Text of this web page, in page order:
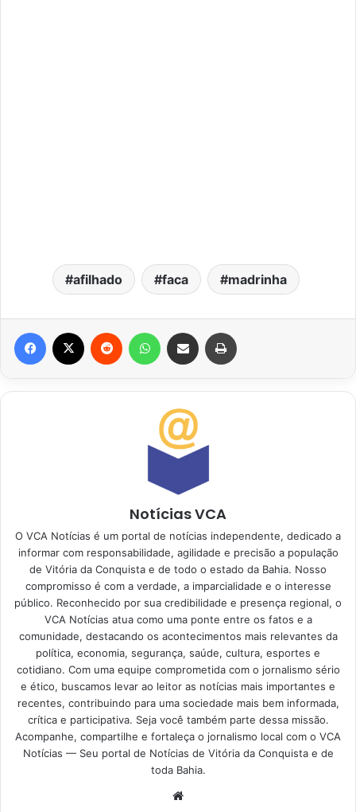
afilhado faca madrinha
Facebook Reddit WhatsAppCompartilhar via e-mail
Notícias VCA
O VCA Notícias é um portal de notícias independente, dedicado a
informar com responsabilidade, agilidade e precisão a população
de Vitória da Conquista e de todo o estado da Bahia. Nosso
compromisso é com a verdade, a imparcialidade e o interesse
público. Reconhecido por sua credibilidade e presença regional, o
VCA Notícias atua como uma ponte entre os fatos e a
comunidade, destacando os acontecimentos mais relevantes da
política, economia, segurança, saúde, cultura, esportes e
cotidiano. Com uma equipe comprometida com o jornalismo sério
e ético, buscamos levar ao leitor as notícias mais importantes e
recentes, contribuindo para uma sociedade mais bem informada,
crítica e participativa. Seja você também parte dessa missão.
Acompanhe, compartilhe e fortaleça o jornalismo local com o VCA
Notícias — Seu portal de Notícias de Vitória da Conquista e de
toda Bahia.